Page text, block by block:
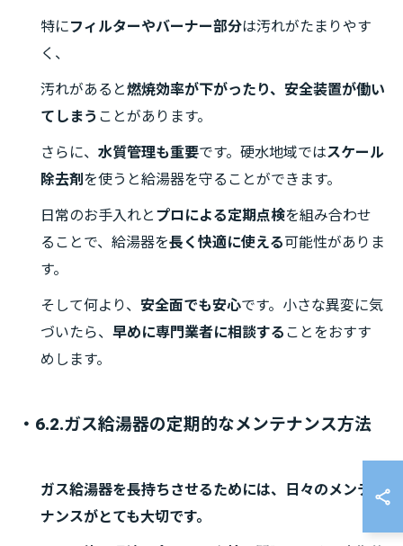
特にフィルターやバーナー部分は汚れがたまりやす
く、
汚れがあると燃焼効率が下がったり、安全装置が働い
てしまう ことがあります。
さらに、 水質管理も重要です。硬水地域ではスケール
除去剤を使うと給湯器を守ることができます。
日常のお手入れと プロによる定期点検を組み合わせ
ることで、給湯器を長く快適に使える可能性がありま
す。
そして何より、 安全面でも安心です。小さな異変に気
づいたら、 早めに専門業者に相談する ことをおすす
めします。
・6.2.ガス給湯器の定期的なメンテナンス方法
ガス給湯器を長持ちさせるためには、日々のメンテ
ナンスがとても大切です。